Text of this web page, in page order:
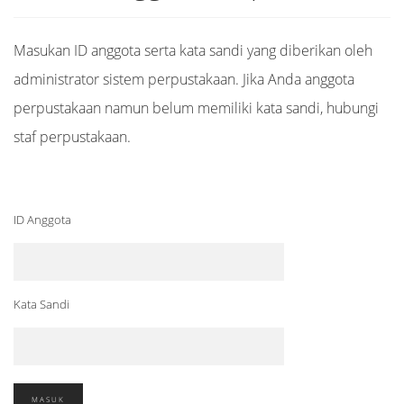
Masukan ID anggota serta kata sandi yang diberikan oleh
administrator sistem perpustakaan. Jika Anda anggota
perpustakaan namun belum memiliki kata sandi, hubungi
staf perpustakaan.
ID Anggota
Kata Sandi